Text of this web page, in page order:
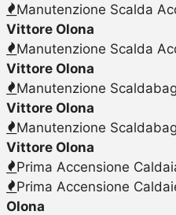
Manutenzione Scalda
Vittore Olona
Manutenzione Scalda
Vittore Olona
Manutenzione
Vittore Olona
Manutenzione
Vittore Olona
Prima Accensione
Prima Accensione
Olona